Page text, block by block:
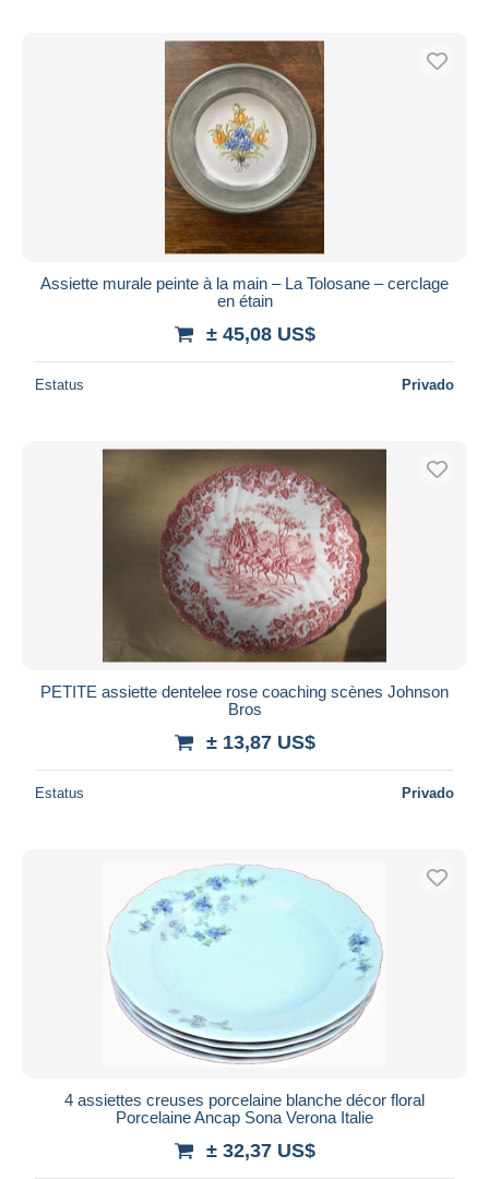
Assiette murale peinte à la main – La Tolosane – cerclage
en étain
± 45,08 US$
Estatus Privado
PETITE assiette dentelee rose coaching scènes Johnson
Bros
± 13,87 US$
Estatus Privado
4 assiettes creuses porcelaine blanche décor floral
Porcelaine Ancap Sona Verona Italie
± 32,37 US$